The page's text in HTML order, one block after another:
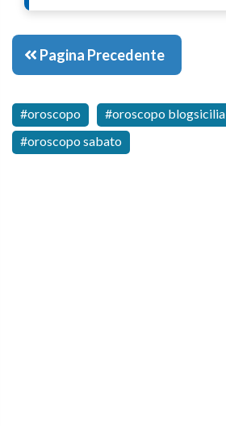
Pagina Precedente
oroscopo oroscopo blogsicilia
oroscopo sabato